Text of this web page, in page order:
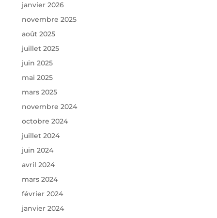
janvier 2026
novembre 2025
août 2025
juillet 2025
juin 2025
mai 2025
mars 2025
novembre 2024
octobre 2024
juillet 2024
juin 2024
avril 2024
mars 2024
février 2024
janvier 2024